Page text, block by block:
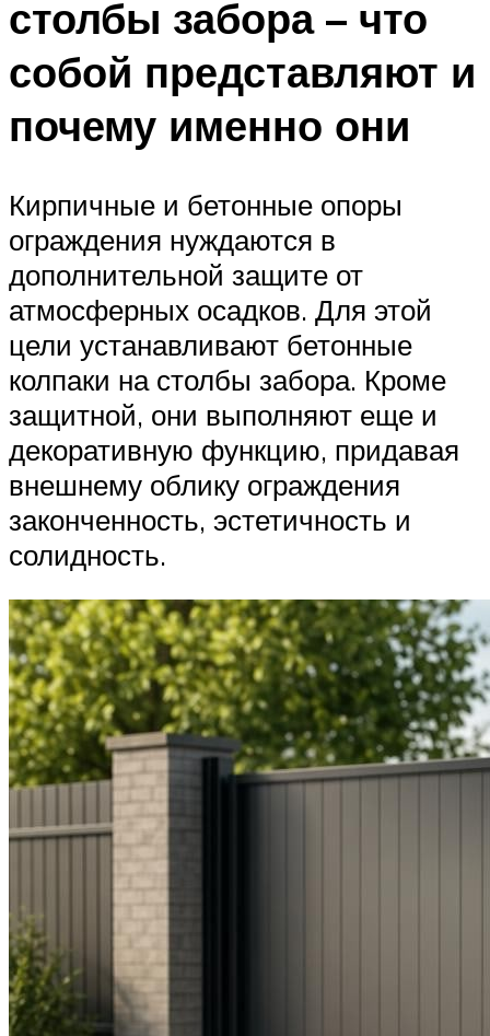
столбы забора – что
собой представляют и
почему именно они
Кирпичные и бетонные опоры
ограждения нуждаются в
дополнительной защите от
атмосферных осадков. Для этой
цели устанавливают бетонные
колпаки на столбы забора. Кроме
защитной, они выполняют еще и
декоративную функцию, придавая
внешнему облику ограждения
законченность, эстетичность и
солидность.